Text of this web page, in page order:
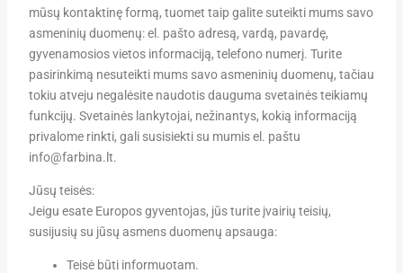
mūsų kontaktinę formą, tuomet taip galite suteikti mums savo
asmeninių duomenų: el. pašto adresą, vardą, pavardę,
gyvenamosios vietos informaciją, telefono numerį. Turite
pasirinkimą nesuteikti mums savo asmeninių duomenų, tačiau
tokiu atveju negalėsite naudotis dauguma svetainės teikiamų
funkcijų. Svetainės lankytojai, nežinantys, kokią informaciją
privalome rinkti, gali susisiekti su mumis el. paštu
info@farbina.lt.
Jūsų teisės:
Jeigu esate Europos gyventojas, jūs turite įvairių teisių,
susijusių su jūsų asmens duomenų apsauga:
Teisė būti informuotam.